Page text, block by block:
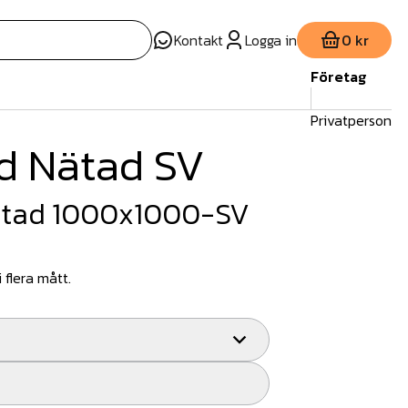
Kontakt Logga in
0 kr
Företag
Privatperson
Nätad SV
1000x1000-SV
flera mått.